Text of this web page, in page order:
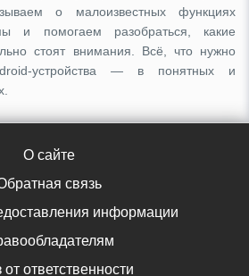
о малоизвестных функциях
и помогаем разобраться, какие
стоят внимания. Всё, что нужно
устройства — в понятных и
О сайте
связь
информации
от ответственности